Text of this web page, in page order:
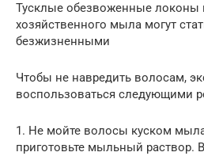
Тусклые обезвоженные локоны
хозяйственного мыла могут
безжизненными
Чтобы не навредить волосам,
воспользоваться следующими
1. Не мойте волосы куском
приготовьте мыльный раствор.